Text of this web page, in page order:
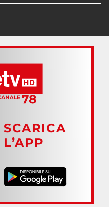
SCARICA
L’APP